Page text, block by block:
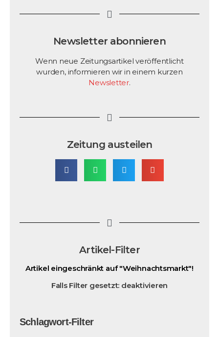
Newsletter abonnieren
Wenn neue Zeitungsartikel veröffentlicht
wurden, informieren wir in einem kurzen
Newsletter.
Zeitung austeilen
Artikel-Filter
Artikel eingeschränkt auf "Weihnachtsmarkt"!
Falls Filter gesetzt: deaktivieren
Schlagwort-Filter